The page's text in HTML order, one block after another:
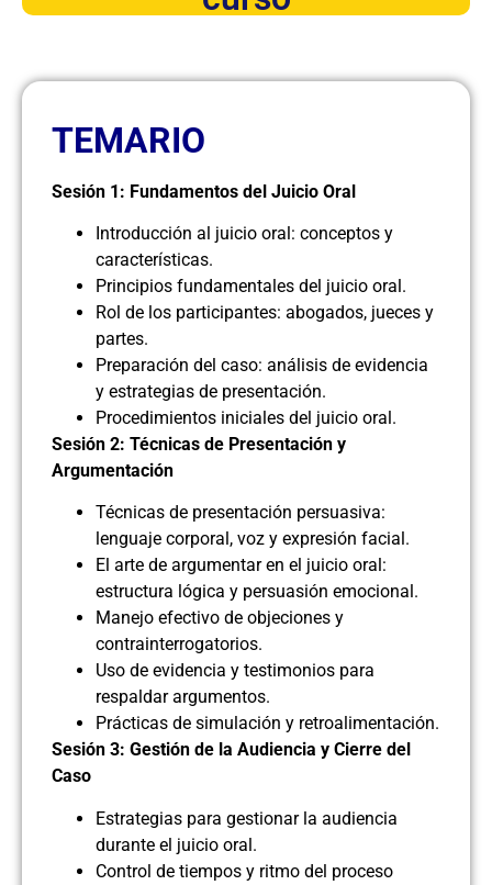
TEMARIO
Sesión 1: Fundamentos del Juicio Oral
Introducción al juicio oral: conceptos y
características.
Principios fundamentales del juicio oral.
Rol de los participantes: abogados, jueces y
partes.
Preparación del caso: análisis de evidencia
y estrategias de presentación.
Procedimientos iniciales del juicio oral.
Sesión 2: Técnicas de Presentación y
Argumentación
Técnicas de presentación persuasiva:
lenguaje corporal, voz y expresión facial.
El arte de argumentar en el juicio oral:
estructura lógica y persuasión emocional.
Manejo efectivo de objeciones y
contrainterrogatorios.
Uso de evidencia y testimonios para
respaldar argumentos.
Prácticas de simulación y retroalimentación.
Sesión 3: Gestión de la Audiencia y Cierre del
Caso
Estrategias para gestionar la audiencia
durante el juicio oral.
Control de tiempos y ritmo del proceso